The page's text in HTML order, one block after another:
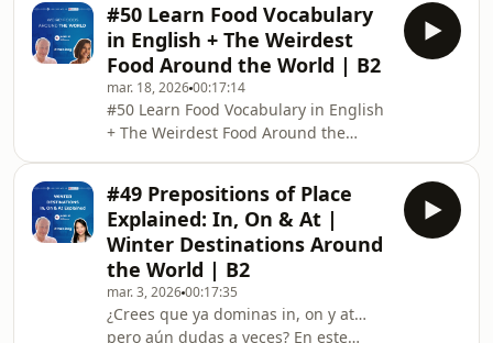
Speech | Learn English with Famous
Quotes | Podcast Trainlang ¿Sabes
cómo contar lo que alguien dijo en
inglés de forma natural? En este
episodio aprenderás a usar reported
speech correctamente mientras
exploramos algunas de las cit
#50 Learn Food Vocabulary
in English + The Weirdest
Food Around the World | B2
mar. 18, 202600:17:14
#50 Learn Food Vocabulary in English
+ The Weirdest Food Around the
en inglés más allá de lo básico? En
este episodio de nivel B2 ampliarás tu
vocabulario gastronómico con
términos más específicos y naturales
para describir platos, sabores y
experiencias culinarias. Además,
#49 Prepositions of Place
Explained: In, On & At |
Winter Destinations Around
the World | B2
mar. 3, 202600:17:35
¿Crees que ya dominas in, on y at…
pero aún dudas a veces? En este